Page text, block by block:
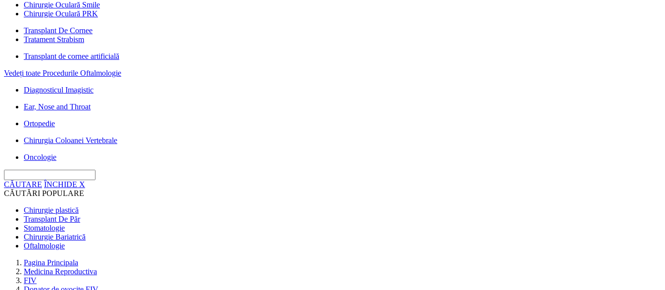
Chirurgie Oculară Smile
Chirurgie Oculară PRK
Transplant De Cornee
Tratament Strabism
Transplant de cornee artificială
Vedeți toate Procedurile Oftalmologie
Diagnosticul Imagistic
Ear, Nose and Throat
Ortopedie
Chirurgia Coloanei Vertebrale
Oncologie
CĂUTARE ÎNCHIDE X
CĂUTĂRI POPULARE
Chirurgie plastică
Transplant De Păr
Stomatologie
Chirurgie Bariatrică
Oftalmologie
Pagina Principala
Medicina Reproductiva
FIV